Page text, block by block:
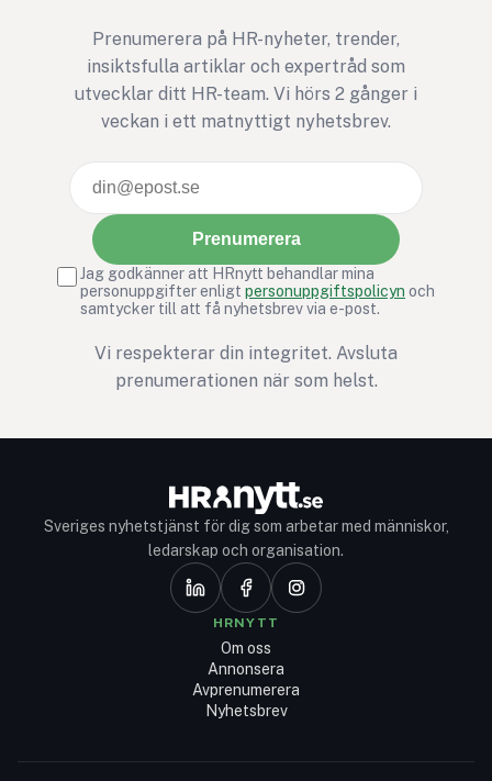
Prenumerera på HR-nyheter, trender,
insiktsfulla artiklar och expertråd som
utvecklar ditt HR-team. Vi hörs 2 gånger i
veckan i ett matnyttigt nyhetsbrev.
Prenumerera
Jag godkänner att HRnytt behandlar mina
personuppgifter enligt personuppgiftspolicyn och
samtycker till att få nyhetsbrev via e-post.
Vi respekterar din integritet. Avsluta
prenumerationen när som helst.
Sveriges nyhetstjänst för dig som arbetar med människor,
ledarskap och organisation.
HRNYTT
Om oss
Annonsera
Avprenumerera
Nyhetsbrev